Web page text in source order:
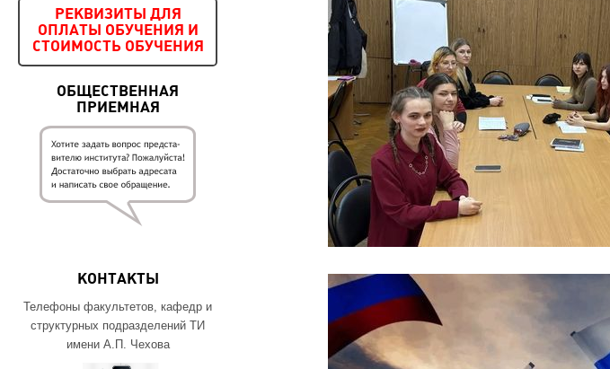
РЕКВИЗИТЫ ДЛЯ
ОПЛАТЫ ОБУЧЕНИЯ И
СТОИМОСТЬ ОБУЧЕНИЯ
ОБЩЕСТВЕННАЯ
ПРИЕМНАЯ
КОНТАКТЫ
Телефоны факультетов, кафедр и
структурных подразделений ТИ
имени А.П. Чехова